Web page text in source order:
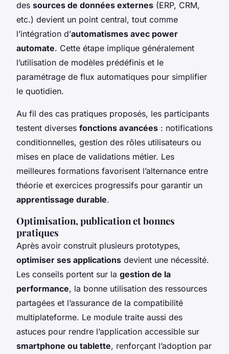
des sources de données externes (ERP, CRM,
etc.) devient un point central, tout comme
l’intégration d’automatismes avec power
automate. Cette étape implique généralement
l’utilisation de modèles prédéfinis et le
paramétrage de flux automatiques pour simplifier
le quotidien.
Au fil des cas pratiques proposés, les participants
testent diverses fonctions avancées : notifications
conditionnelles, gestion des rôles utilisateurs ou
mises en place de validations métier. Les
meilleures formations favorisent l’alternance entre
théorie et exercices progressifs pour garantir un
apprentissage durable.
Optimisation, publication et bonnes
pratiques
Après avoir construit plusieurs prototypes,
optimiser ses applications devient une nécessité.
Les conseils portent sur la gestion de la
performance, la bonne utilisation des ressources
partagées et l’assurance de la compatibilité
multiplateforme. Le module traite aussi des
astuces pour rendre l’application accessible sur
smartphone ou tablette, renforçant l’adoption par